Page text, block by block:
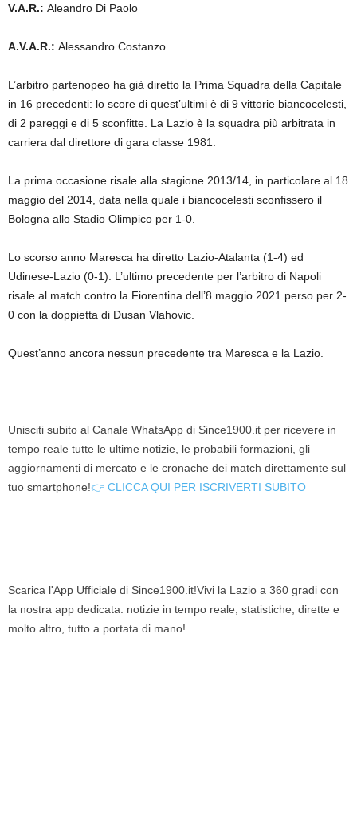
V.A.R.: Aleandro Di Paolo
A.V.A.R.: Alessandro Costanzo
L’arbitro partenopeo ha già diretto la Prima Squadra della Capitale
in 16 precedenti: lo score di quest’ultimi è di 9 vittorie biancocelesti,
di 2 pareggi e di 5 sconfitte. La Lazio è la squadra più arbitrata in
carriera dal direttore di gara classe 1981.
La prima occasione risale alla stagione 2013/14, in particolare al 18
maggio del 2014, data nella quale i biancocelesti sconfissero il
Bologna allo Stadio Olimpico per 1-0.
Lo scorso anno Maresca ha diretto Lazio-Atalanta (1-4) ed
Udinese-Lazio (0-1). L’ultimo precedente per l’arbitro di Napoli
risale al match contro la Fiorentina dell’8 maggio 2021 perso per 2-
0 con la doppietta di Dusan Vlahovic.
Quest’anno ancora nessun precedente tra Maresca e la Lazio.
Unisciti subito al Canale WhatsApp di Since1900.it per ricevere in
tempo reale tutte le ultime notizie, le probabili formazioni, gli
aggiornamenti di mercato e le cronache dei match direttamente sul
tuo smartphone!👉 CLICCA QUI PER ISCRIVERTI SUBITO
Scarica l'App Ufficiale di Since1900.it!Vivi la Lazio a 360 gradi con
la nostra app dedicata: notizie in tempo reale, statistiche, dirette e
molto altro, tutto a portata di mano!